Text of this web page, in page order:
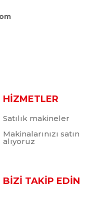
HİZMETLER
Satılık makineler
Makinalarınızı satın
alıyoruz
BİZİ TAKİP EDİN